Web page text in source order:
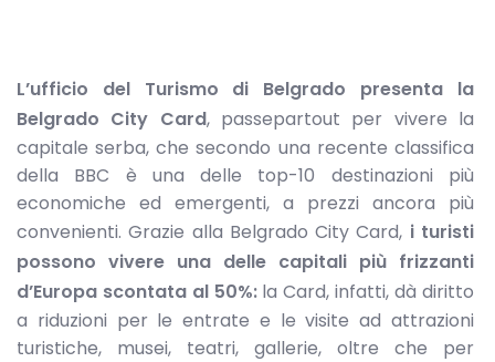
L’ufficio del Turismo di Belgrado presenta la
Belgrado City Card, passepartout per vivere la
capitale serba, che secondo una recente classifica
della BBC è una delle top-10 destinazioni più
economiche ed emergenti, a prezzi ancora più
convenienti. Grazie alla Belgrado City Card, i turisti
possono vivere una delle capitali più frizzanti
d’Europa scontata al 50%: la Card, infatti, dà diritto
a riduzioni per le entrate e le visite ad attrazioni
turistiche, musei, teatri, gallerie, oltre che per